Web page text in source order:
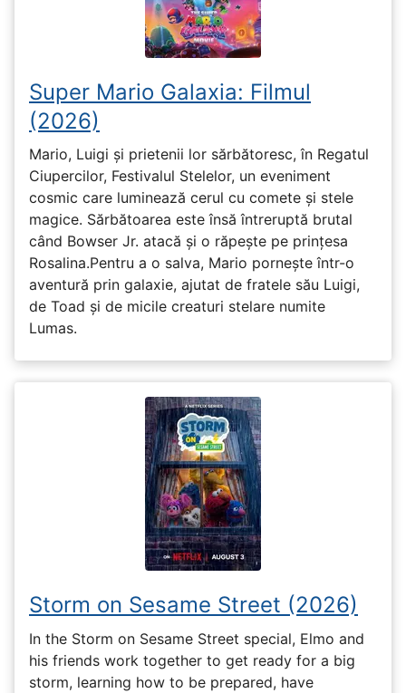
Super Mario Galaxia: Filmul
(2026)
Mario, Luigi și prietenii lor sărbătoresc, în Regatul
Ciupercilor, Festivalul Stelelor, un eveniment
cosmic care luminează cerul cu comete și stele
magice. Sărbătoarea este însă întreruptă brutal
când Bowser Jr. atacă și o răpește pe prinţesa
Rosalina.Pentru a o salva, Mario pornește într-o
aventură prin galaxie, ajutat de fratele său Luigi,
de Toad și de micile creaturi stelare numite
Lumas.
Storm on Sesame Street (2026)
In the Storm on Sesame Street special, Elmo and
his friends work together to get ready for a big
storm, learning how to be prepared, have